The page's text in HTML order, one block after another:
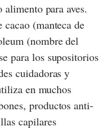
para aves.
(manteca de
(nombre del
para los supositorios
cuidadoras y
en muchos
productos anti-
capilares